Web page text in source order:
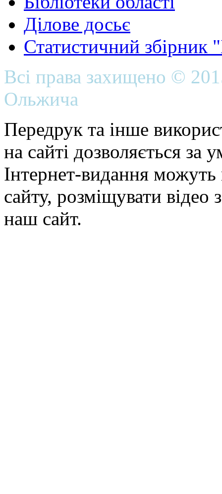
Ділове досьє
Статистичний
Всі права захищено ©
Ольжича
Передрук та інше
на сайті дозволяється
Інтернет-видання можуть
сайту, розміщувати відео
наш сайт.